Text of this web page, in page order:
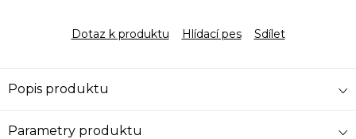
Dotaz k produktu Hlídací pes Sdílet
Popis produktu
Parametry produktu